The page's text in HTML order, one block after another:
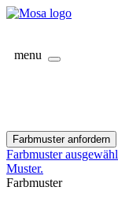
menu
Farbmuster anfordern
Farbmuster
Muster.
Farbmuster